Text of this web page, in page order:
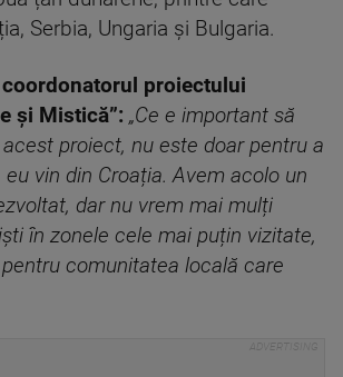
Serbia, Ungaria și Bulgaria.
proiectului
și Mistică”: „Ce e important să
proiect, nu este doar pentru a
vin din Croația. Avem acolo un
dar nu vrem mai mulți
în zonele cele mai puțin vizitate,
comunitatea locală care